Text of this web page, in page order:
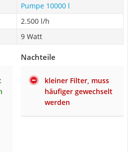
Pumpe 10000 l
2.500 l/h
9 Watt
Nachteile
kleiner Filter, muss
häufiger gewechselt
werden